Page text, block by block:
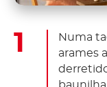
Numa
arames